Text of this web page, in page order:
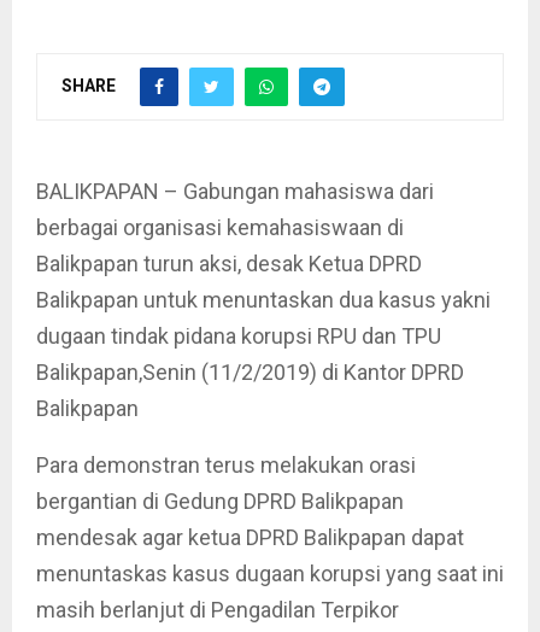
SHARE
BALIKPAPAN – Gabungan mahasiswa dari
berbagai organisasi kemahasiswaan di
Balikpapan turun aksi, desak Ketua DPRD
Balikpapan untuk menuntaskan dua kasus yakni
dugaan tindak pidana korupsi RPU dan TPU
Balikpapan,Senin (11/2/2019) di Kantor DPRD
Balikpapan
Para demonstran terus melakukan orasi
bergantian di Gedung DPRD Balikpapan
mendesak agar ketua DPRD Balikpapan dapat
menuntaskas kasus dugaan korupsi yang saat ini
masih berlanjut di Pengadilan Terpikor